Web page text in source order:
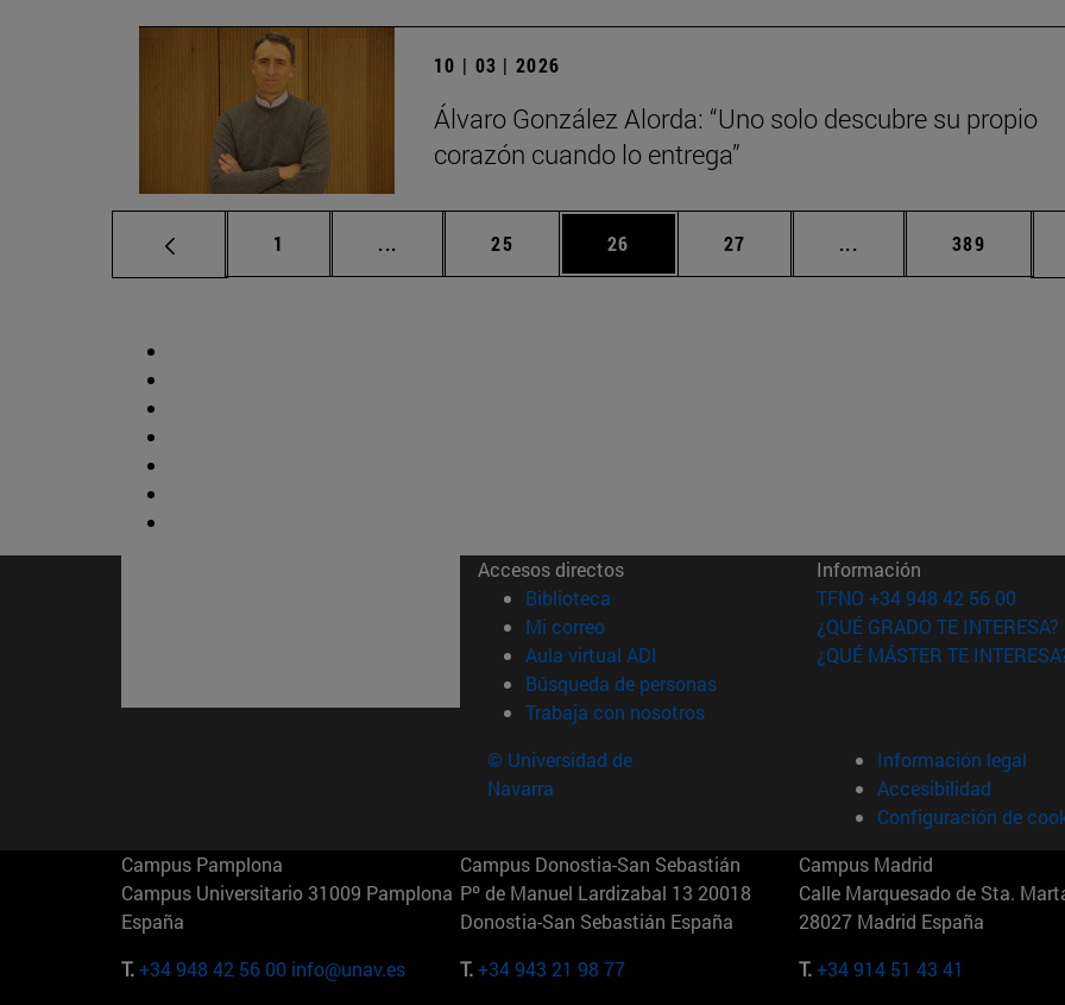
10 | 03 | 2026
Álvaro González Alorda: “Uno solo descubre su propio
corazón cuando lo entrega”
Página
1 ... Páginas intermedias Use TAB para desplazarse.
Página
25 Página
26 Página
27 ... Páginas intermedias
Página
389
Accesos directos
Biblioteca (abre en nueva ventana)
Mi correo(abre en nueva ventana)
Aula virtual ADI (abre en nueva ventana)
Búsqueda de personas(abre en nueva ventana)
Trabaja con nosotros(abre en nueva ventana)
Información
TFNO +34 948 42 56 00
¿QUÉ GRADO TE INTERESA?
¿QUÉ MÁSTER TE
© Universidad de
Navarra
Información legal
Accesibilidad
Configuración de
Campus Pamplona
Campus Universitario 31009 Pamplona
España
T.+34 948 42 56 00 info@unav.es
Campus Donostia-San Sebastián
Pº de Manuel Lardizabal 13 20018
Donostia-San Sebastián España
T.+34 943 21 98 77
Campus Madrid
Calle Marquesado de Sta.
28027 Madrid España
T.+34 914 51 43 41